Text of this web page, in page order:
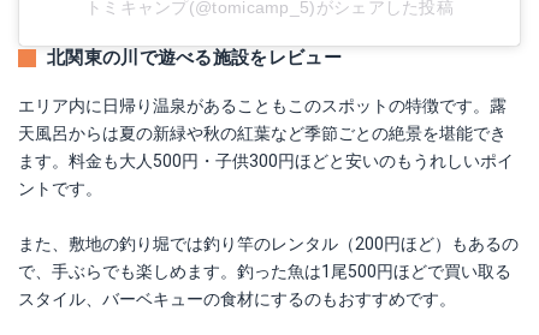
トミキャンプ(@tomicamp_5)がシェアした投稿
北関東の川で遊べる施設をレビュー
エリア内に日帰り温泉があることもこのスポットの特徴です。露
天風呂からは夏の新緑や秋の紅葉など季節ごとの絶景を堪能でき
ます。料金も大人500円・子供300円ほどと安いのもうれしいポイ
ントです。
また、敷地の釣り堀では釣り竿のレンタル（200円ほど）もあるの
で、手ぶらでも楽しめます。釣った魚は1尾500円ほどで買い取る
スタイル、バーベキューの食材にするのもおすすめです。